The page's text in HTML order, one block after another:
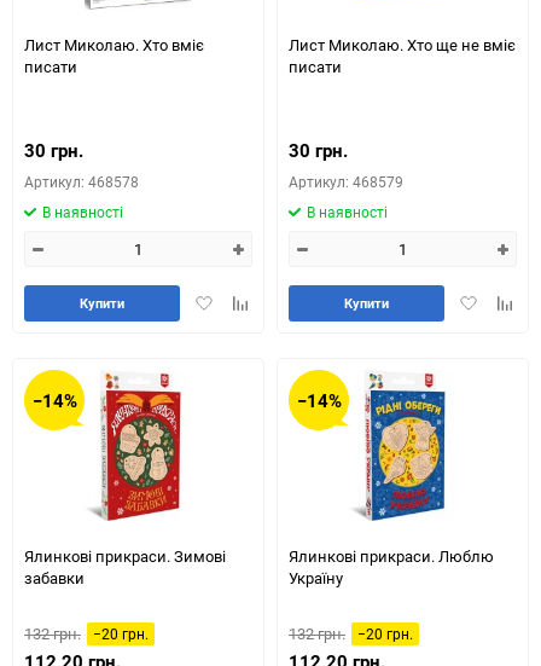
Лист Миколаю. Хто вміє
писати
30 грн.
Артикул: 468578
В наявності
ДодатиДодайте
порівняння
Купити
Лист Миколаю. Хто ще не вміє
писати
30 грн.
Артикул: 468579
В наявності
Додати
Купити
−14%
Ялинкові прикраси. Зимові
забавки
132 грн. −20 грн.
112,20 грн.
−14%
Ялинкові прикраси. Люблю
Україну
132 грн. −20 грн.
112,20 грн.